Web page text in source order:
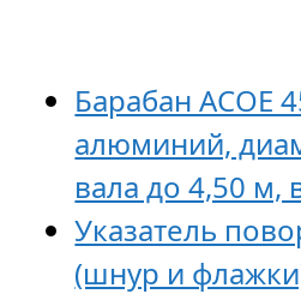
Барабан ACOE
алюминий,
вала до 4,50 м,
Указатель
(шнур и